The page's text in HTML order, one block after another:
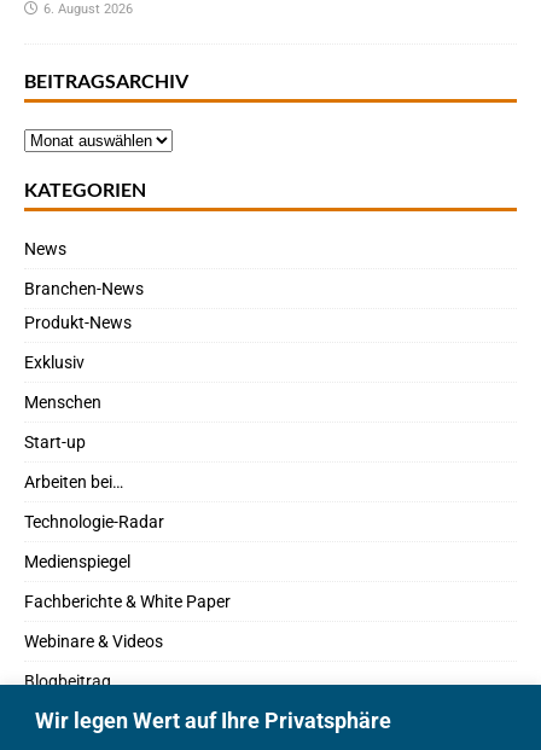
Wir legen Wert auf Ihre Privatsphäre
6. August 2026
BEITRAGSARCHIV
KATEGORIEN
News
Branchen-News
Produkt-News
Exklusiv
Menschen
Start-up
Arbeiten bei…
Technologie-Radar
Medienspiegel
Fachberichte & White Paper
Webinare & Videos
Blogbeitrag
Fachbücher